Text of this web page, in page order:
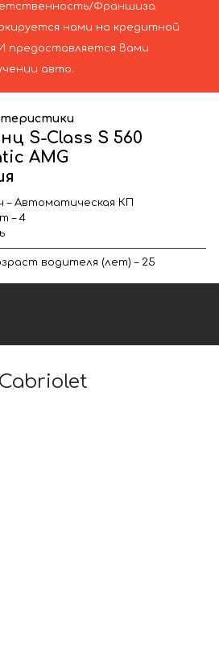
Франшиза.
нами на кредитной
предоставляется Вами
авто.
S-Class S 560
AMG
– Автоматическая КП
– 4
водителя (лет) – 25